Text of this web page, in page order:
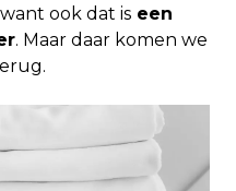
want ook dat is een
. Maar daar komen we